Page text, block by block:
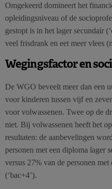
Omgekeerd domineert het
opleidingsniveau of de
gestopt is in het lager secundair
veel frisdrank en eet meer vlees
Wegingsfactor en
De WGO beveelt meer dan een
voor kinderen tussen vijf en
voor volwassenen. Twee op de
niet. Bij volwassenen heeft het
resultaten: de aanbevelingen
personen met een diploma lager
versus 27% van de personen
(‘bac+4’).